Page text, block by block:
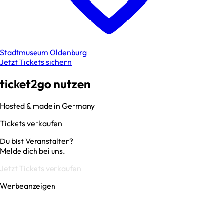
Stadtmuseum Oldenburg
Jetzt Tickets sichern
ticket2go nutzen
Hosted & made in Germany
Tickets verkaufen
Du bist Veranstalter?
Melde dich bei uns.
Jetzt Tickets verkaufen
Werbeanzeigen